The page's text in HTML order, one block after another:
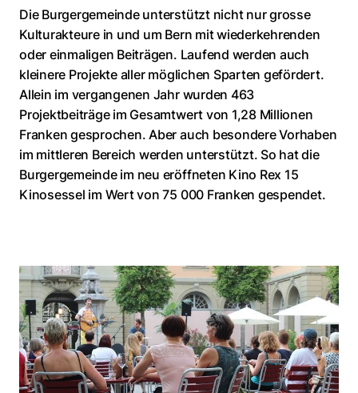
Die Burgergemeinde unterstützt nicht nur grosse
Kulturakteure in und um Bern mit wiederkehrenden
oder einmaligen Beiträgen. Laufend werden auch
kleinere Projekte aller möglichen Sparten gefördert.
Allein im vergangenen Jahr wurden 463
Projektbeiträge im Gesamtwert von 1,28 Millionen
Franken gesprochen. Aber auch besondere Vorhaben
im mittleren Bereich werden unterstützt. So hat die
Burgergemeinde im neu eröffneten Kino Rex 15
Kinosessel im Wert von 75 000 Franken gespendet.